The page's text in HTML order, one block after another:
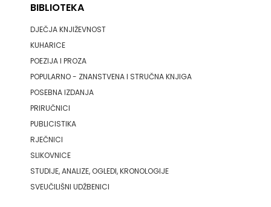
BIBLIOTEKA
DJEČJA KNJIŽEVNOST
KUHARICE
POEZIJA I PROZA
POPULARNO - ZNANSTVENA I STRUČNA KNJIGA
POSEBNA IZDANJA
PRIRUČNICI
PUBLICISTIKA
RJEČNICI
SLIKOVNICE
STUDIJE, ANALIZE, OGLEDI, KRONOLOGIJE
SVEUČILIŠNI UDŽBENICI